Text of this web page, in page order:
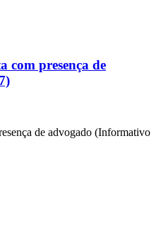
com presença de
de advogado (Informativo